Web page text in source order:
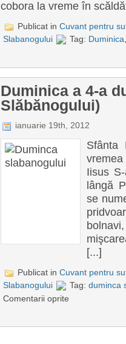
cobora la vreme în
Publicat in Cuvant pentru
Slabanogului
Tag: Duminica
Duminica a 4-a
Slăbănogului)
ianuarie 19th, 2012
Sfânta
Iisus
lângă
se
[...]
Publicat in Cuvant pentru
Slabanogului
Tag: duminca
Comentarii oprite